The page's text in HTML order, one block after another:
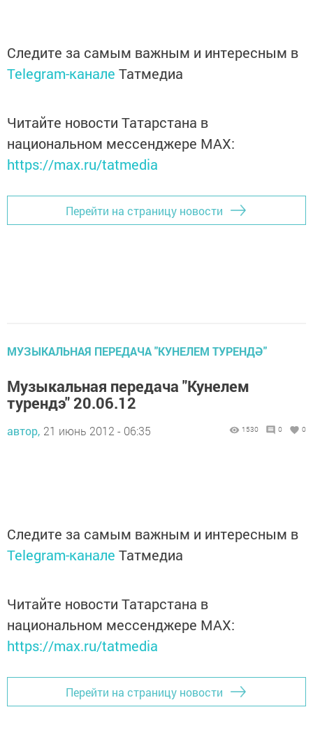
Следите за самым важным и интересным в
Telegram-канале Татмедиа
Читайте новости Татарстана в
национальном мессенджере MАХ:
https://max.ru/tatmedia
Перейти на страницу новости
МУЗЫКАЛЬНАЯ ПЕРЕДАЧА "КУНЕЛЕМ ТУРЕНДӘ"
Музыкальная передача "Кунелем
турендэ" 20.06.12
автор, 21 июнь 2012 - 06:35 1530 0 0
Следите за самым важным и интересным в
Telegram-канале Татмедиа
Читайте новости Татарстана в
национальном мессенджере MАХ:
https://max.ru/tatmedia
Перейти на страницу новости